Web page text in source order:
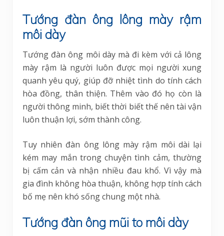
Tướng đàn ông lông mày rậm
môi dày
Tướng đàn ông môi dày mà đi kèm với cả lông
mày rậm là người luôn được mọi người xung
quanh yêu quý, giúp đỡ nhiệt tình do tính cách
hòa đồng, thân thiện. Thêm vào đó họ còn là
người thông minh, biết thời biết thế nên tài vận
luôn thuận lợi, sớm thành công.
Tuy nhiên đàn ông lông mày rậm môi dài lại
kém may mắn trong chuyện tình cảm, thường
bị cấm cản và nhận nhiều đau khổ. Vì vậy mà
gia đình không hòa thuận, không hợp tính cách
bố mẹ nên khó sống chung một nhà.
Tướng đàn ông mũi to môi dày